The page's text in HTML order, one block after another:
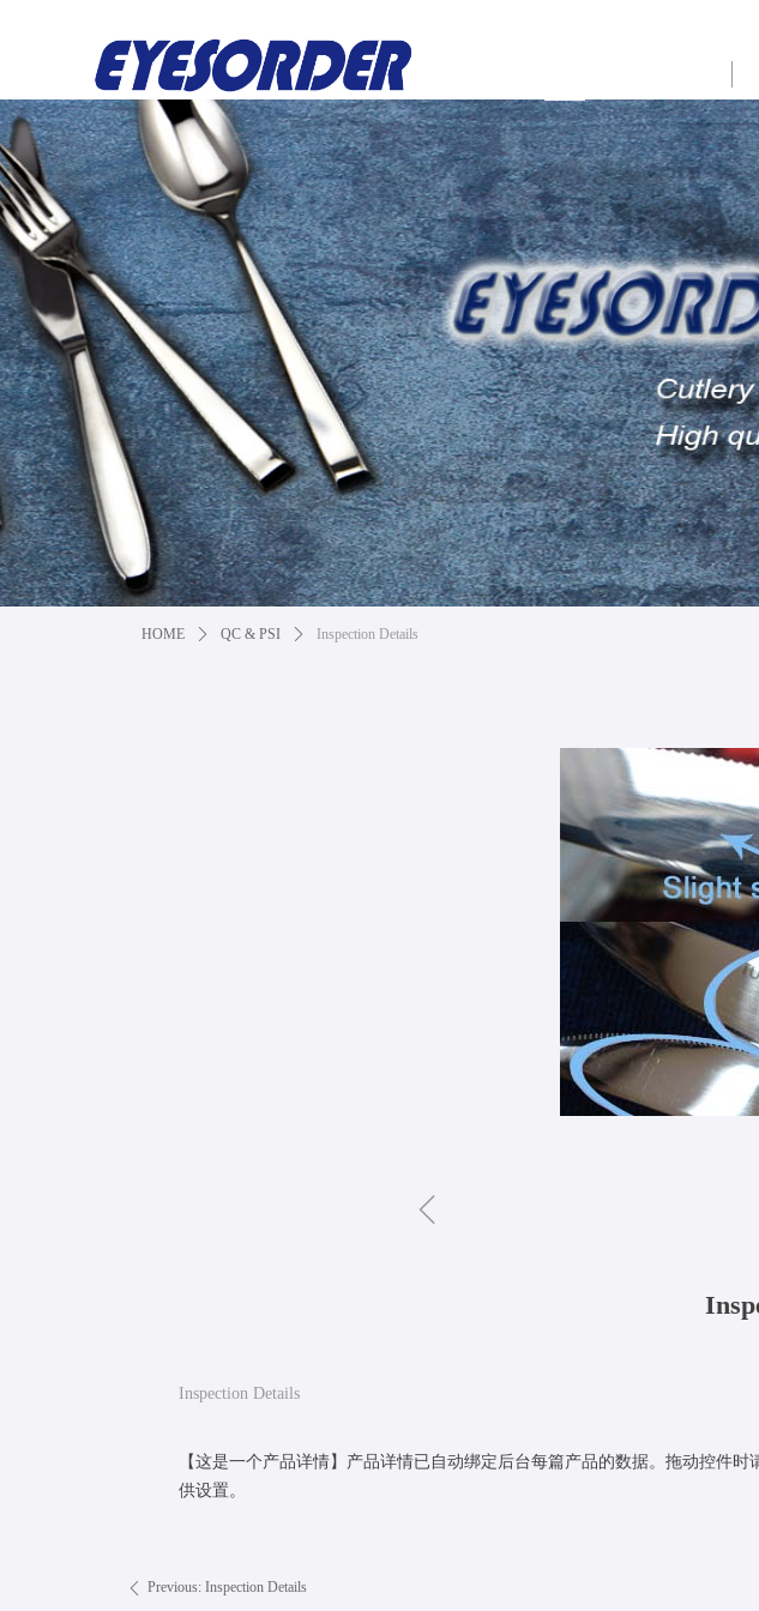
HOME ꄲ QC & PSI ꄲ Inspection Details
ꁆ
Inspection Details
ꄴ Previous: Inspection Details
【这是一个产品详情】产品详情已自动绑定后台每篇产品的数据。拖动控件
供设置。